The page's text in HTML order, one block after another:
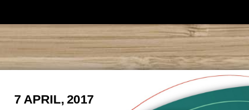
7 APRIL, 2017